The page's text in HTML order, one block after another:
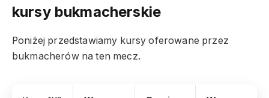
kursy bukmacherskie
Poniżej przedstawiamy kursy oferowane przez
bukmacherów na ten mecz.